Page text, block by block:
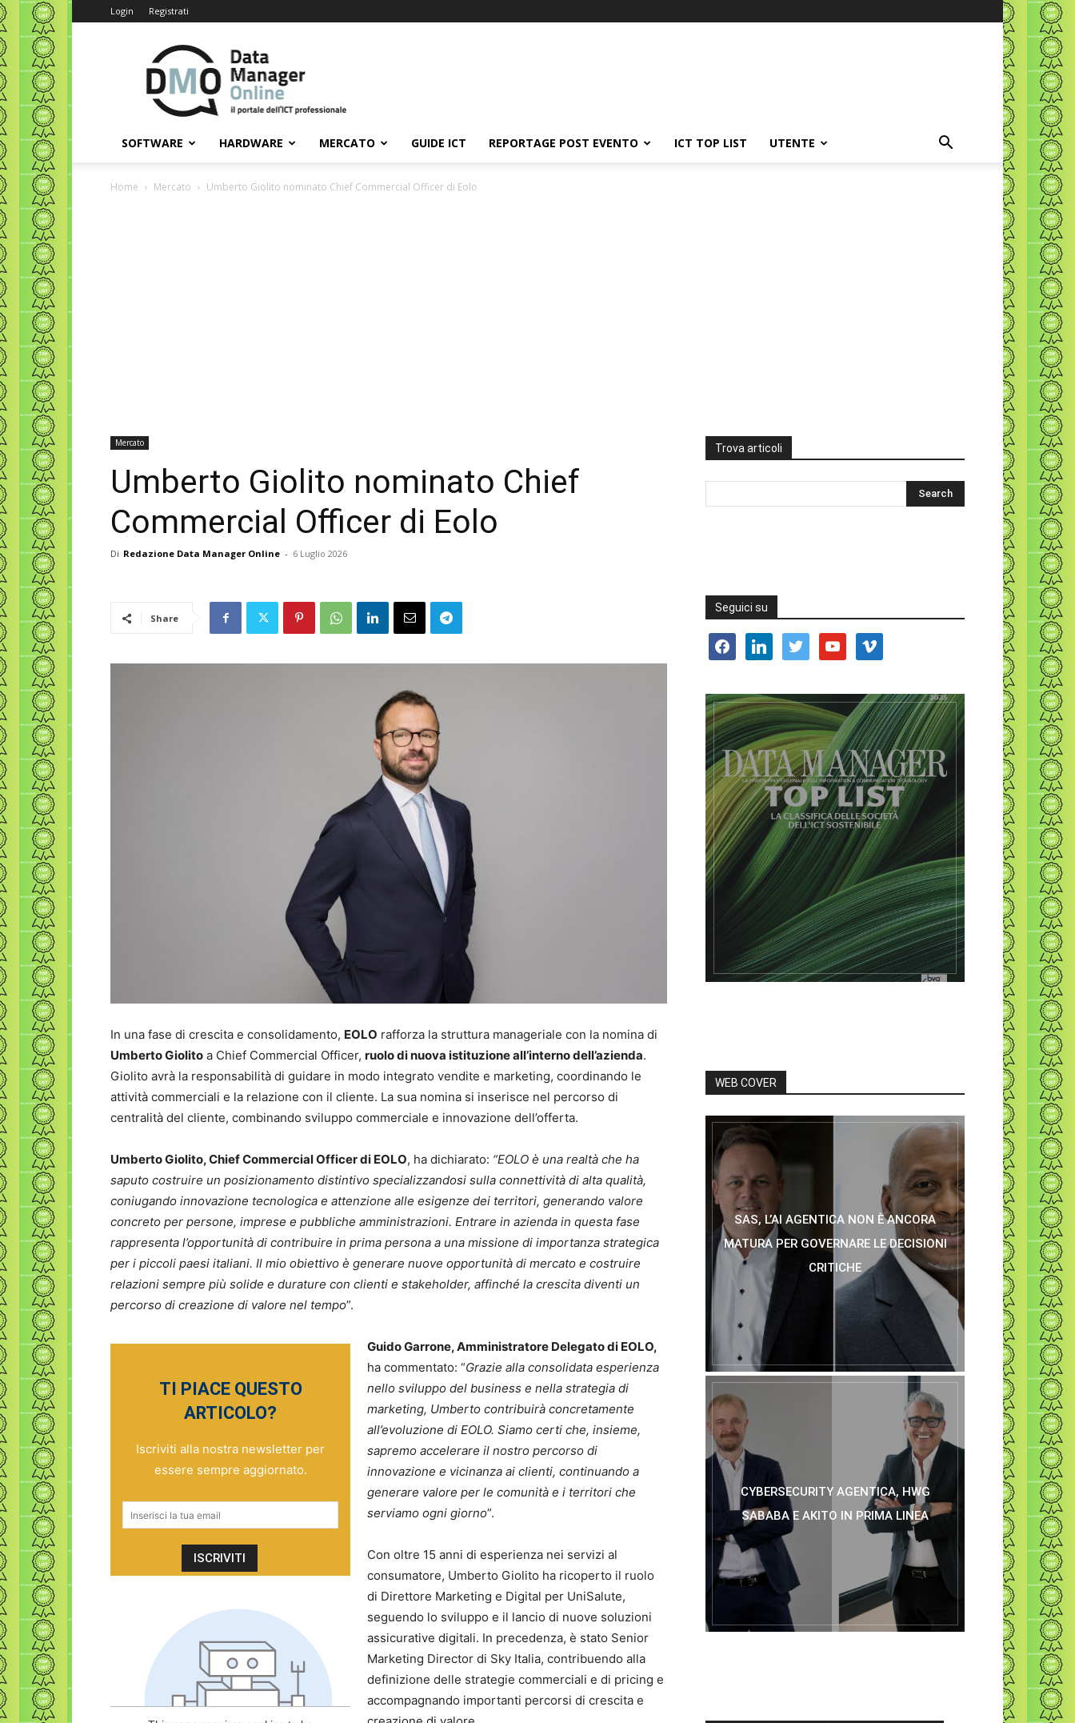
Login Registrati
Data
Manager
Online
SOFTWARE HARDWARE MERCATO GUIDE ICT REPORTAGE POST EVENTO ICT TOP LIST UTENTE
Home Mercato Umberto Giolito nominato Chief Commercial Officer di Eolo
Mercato
Umberto Giolito nominato Chief
Commercial Officer di Eolo
Di Redazione Data Manager Online - 6 Luglio 2026
Share
In una fase di crescita e consolidamento, EOLO rafforza la struttura manageriale con la nomina di
Umberto Giolito a Chief Commercial Officer, ruolo di nuova istituzione all’interno dell’azienda.
Giolito avrà la responsabilità di guidare in modo integrato vendite e marketing, coordinando le
attività commerciali e la relazione con il cliente. La sua nomina si inserisce nel percorso di
centralità del cliente, combinando sviluppo commerciale e innovazione dell’offerta.
Umberto Giolito, Chief Commercial Officer di EOLO, ha dichiarato: “EOLO è una realtà che ha
saputo costruire un posizionamento distintivo specializzandosi sulla connettività di alta qualità,
coniugando innovazione tecnologica e attenzione alle esigenze dei territori, generando valore
concreto per persone, imprese e pubbliche amministrazioni. Entrare in azienda in questa fase
rappresenta l’opportunità di contribuire in prima persona a una missione di importanza strategica
per i piccoli paesi italiani. Il mio obiettivo è generare nuove opportunità di mercato e costruire
relazioni sempre più solide e durature con clienti e stakeholder, affinché la crescita diventi un
percorso di creazione di valore nel tempo”.
TI PIACE QUESTO
ARTICOLO?
Iscriviti alla nostra newsletter per
essere sempre aggiornato.
Guido Garrone, Amministratore Delegato di EOLO,
ha commentato: “Grazie alla consolidata esperienza
nello sviluppo del business e nella strategia di
marketing, Umberto contribuirà concretamente
all’evoluzione di EOLO. Siamo certi che, insieme,
sapremo accelerare il nostro percorso di
innovazione e vicinanza ai clienti, continuando a
generare valore per le comunità e i territori che
serviamo ogni giorno”.
Con oltre 15 anni di esperienza nei servizi al
consumatore, Umberto Giolito ha ricoperto il ruolo
di Direttore Marketing e Digital per UniSalute,
seguendo lo sviluppo e il lancio di nuove soluzioni
assicurative digitali. In precedenza, è stato Senior
Marketing Director di Sky Italia, contribuendo alla
definizione delle strategie commerciali e di pricing e
accompagnando importanti percorsi di crescita e
Trova articoli
Seguici su
facebooklinkedin twitter youtube vimeo
WEB COVER
SAS, L’AI AGENTICA NON È ANCORA
MATURA PER GOVERNARE LE DECISIONI
CRITICHE
CYBERSECURITY AGENTICA, HWG
SABABA E AKITO IN PRIMA LINEA